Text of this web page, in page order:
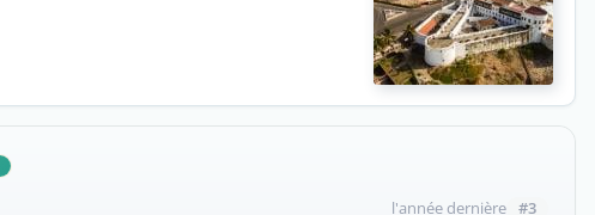
l'année dernière #3